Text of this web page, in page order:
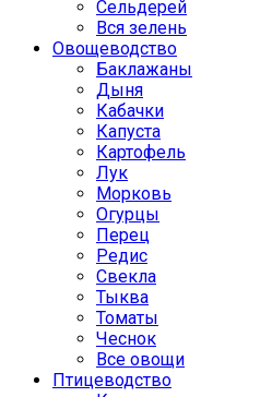
Сельдерей
Вся зелень
Овощеводство
Баклажаны
Дыня
Кабачки
Капуста
Картофель
Лук
Морковь
Огурцы
Перец
Редис
Свекла
Тыква
Томаты
Чеснок
Все овощи
Птицеводство